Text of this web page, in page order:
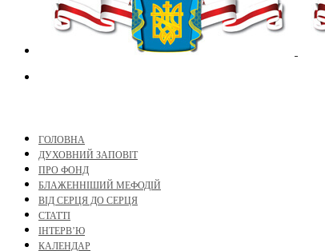
ГОЛОВНА
ДУХОВНИЙ ЗАПОВІТ
ПРО ФОНД
БЛАЖЕННІШИЙ МЕФОДІЙ
ВІД СЕРЦЯ ДО СЕРЦЯ
СТАТТІ
ІНТЕРВ’Ю
КАЛЕНДАР